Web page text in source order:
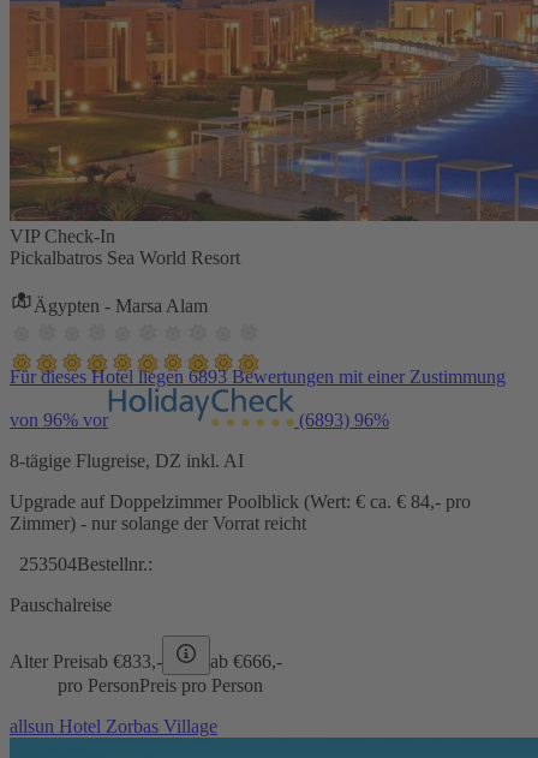
VIP Check-In
Pickalbatros Sea World Resort
Ägypten - Marsa Alam
Für dieses Hotel liegen 6893 Bewertungen mit einer Zustimmung
von 96% vor (6893) 96%
8-tägige Flugreise, DZ inkl. AI
Upgrade auf Doppelzimmer Poolblick (Wert: € ca. € 84,- pro
Zimmer) - nur solange der Vorrat reicht
253504Bestellnr.:
Pauschalreise
Alter Preisab €833,- ab €666,-
pro PersonPreis pro Person
allsun Hotel Zorbas Village